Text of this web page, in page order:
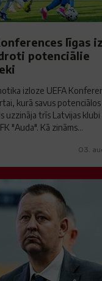
līgas
potenciālie
izloze UEFA
kurā savus potenciālos
uzzināja trīs Latvijas klubi
"Auda". Kā zināms...
03.